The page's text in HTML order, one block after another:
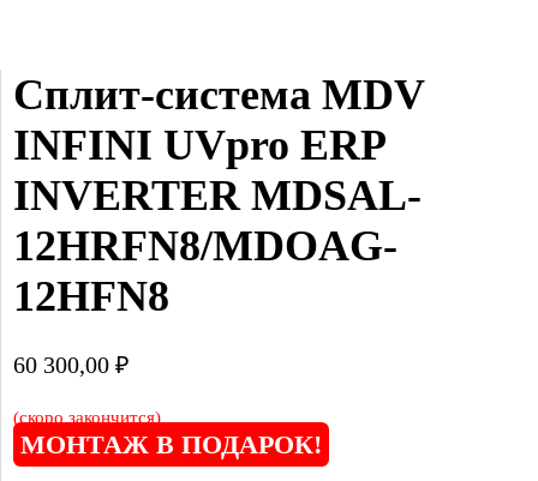
Сплит-система MDV
INFINI UVpro ERP
INVERTER MDSAL-
12HRFN8/MDOAG-
12HFN8
60 300,00 ₽
(скоро закончится)
МОНТАЖ В ПОДАРОК!